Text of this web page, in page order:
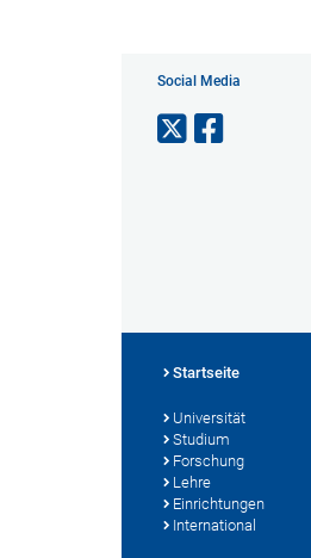
Social Media
Startseite
Universität
Studium
Forschung
Lehre
Einrichtungen
International